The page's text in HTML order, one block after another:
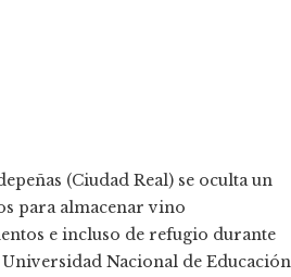
(Ciudad Real) se oculta un
para almacenar vino
e incluso de refugio durante
Nacional de Educación